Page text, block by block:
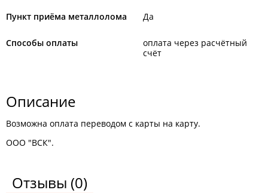
Пункт приёма металлолома Да
Способы оплаты
оплата через расчётный
счёт
Описание
Возможна оплата переводом с карты на карту.
ООО "ВСК".
Отзывы (0)